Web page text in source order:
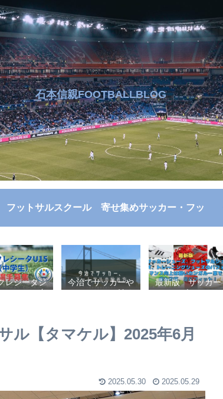
石本信親FOOTBALLBLOG
フットサルスクール 寄せ集めサッカー・フッ
トサル
レシータジ
ユース（中
今治でサッカーや
フットサルの始め
かスクールを選ぶ
基準】小学生、幼
最新版 サッカー
シューズ、フット
ズのパフォーマン
ス向上は軽いカン
【タマケル】2025年6月
2025.05.30 2025.05.29